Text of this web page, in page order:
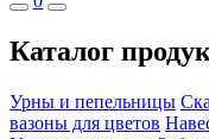
Каталог
Урны и пепельницы
вазоны для цветов